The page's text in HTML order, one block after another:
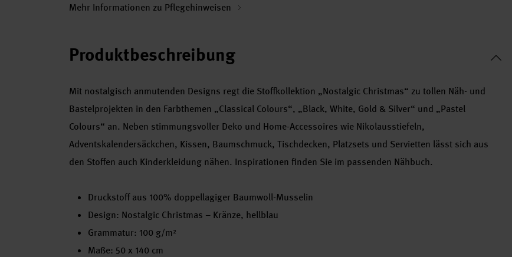
Mehr Informationen zu Pflegehinweisen
Produktbeschreibung
Mit nostalgisch anmutenden Designs regt die Stoffkollektion „Nostalgic Christmas“ zu tollen Näh- und
Bastelprojekten in den Farbthemen „Classical Colours“, „Black, White, Gold & Silver“ und „Pastel
Colours“ an. Neben stimmungsvoller Deko und Home-Accessoires wie Nikolausstiefeln,
Adventskalendersäckchen, Kissen, Baumschmuck, Tischdecken, Platzsets und Servietten lässt sich aus
den Stoffen auch Kinderkleidung nähen. Inspirationen finden Sie im passenden Nähbuch.
Druckstoff aus 100% doppellagiger Baumwoll-Musselin
Design: Nostalgic Christmas – Kränze, hellblau
Grammatur: 100 g/m²
Maße: 50 x 140 cm